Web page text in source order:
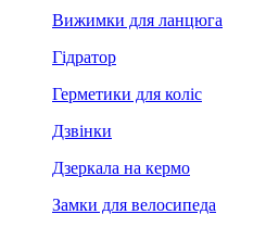
Вижимки для ланцюга
Гідратор
Герметики для коліс
Дзвінки
Дзеркала на кермо
Замки для велосипеда